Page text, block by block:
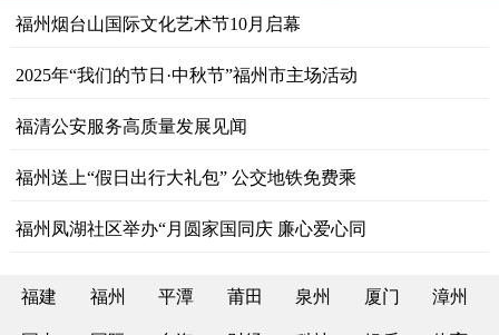
福州烟台山国际文化艺术节10月启幕
2025年“我们的节日·中秋节”福州市主场活动
福清公安服务高质量发展见闻
福州送上“假日出行大礼包” 公交地铁免费乘
福州凤湖社区举办“月圆家国同庆 廉心爱心同
福建 福州 平潭 莆田 泉州 厦门 漳州